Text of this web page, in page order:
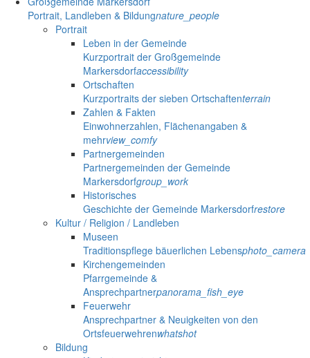
Portrait, Landleben & Bildungnature_people
Portrait
Leben in der Gemeinde
Kurzportrait der Großgemeinde
Markersdorfaccessibility
Ortschaften
Kurzportraits der sieben Ortschaftenterrain
Zahlen & Fakten
Einwohnerzahlen, Flächenangaben &
mehrview_comfy
Partnergemeinden
Partnergemeinden der Gemeinde
Markersdorfgroup_work
Historisches
Geschichte der Gemeinde Markersdorfrestore
Kultur / Religion / Landleben
Museen
Traditionspflege bäuerlichen Lebensphoto_camera
Kirchengemeinden
Pfarrgemeinde &
Ansprechpartnerpanorama_fish_eye
Feuerwehr
Ansprechpartner & Neuigkeiten von den
Ortsfeuerwehrenwhatshot
Bildung